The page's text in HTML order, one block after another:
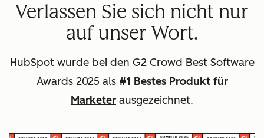
Verlassen Sie sich nicht nur
auf unser Wort.
HubSpot wurde bei den G2 Crowd Best Software
Awards 2025 als #1 Bestes Produkt für
Marketer ausgezeichnet.